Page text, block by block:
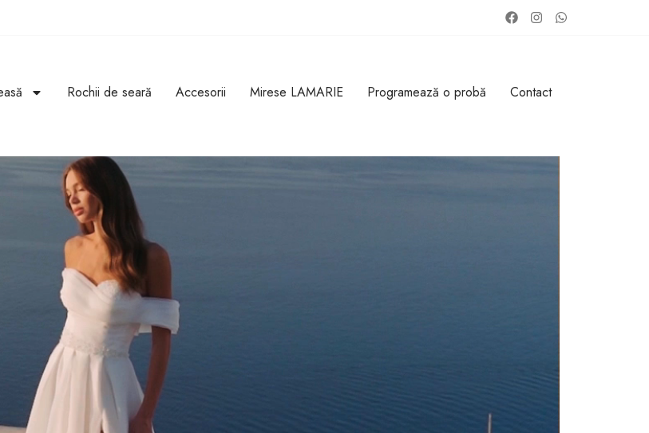
Rochii de seară Accesorii Mirese LAMARIE Programează o probă Contact